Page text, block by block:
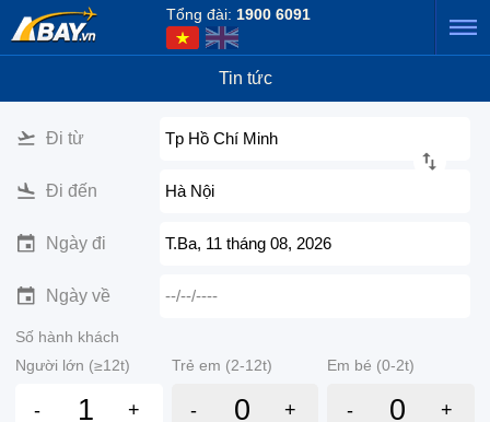
Tổng đài: 1900 6091
Tin tức
Đi từ Tp Hồ Chí Minh
Đi đến Hà Nội
Ngày đi T.Ba, 11 tháng 08, 2026
Ngày về --/--/----
Số hành khách
Người lớn (≥12t)
Trẻ em (2-12t) Em bé (0-2t)
- + - + - +